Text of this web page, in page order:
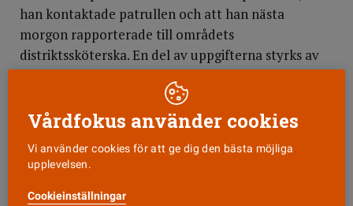
han kontaktade patrullen och att han nästa
morgon rapporterade till områdets
distriktssköterska. En del av uppgifterna styrks av
ett yttrande från den assistent som åkte med
sjuksköterskan den aktuella natten.
Nämnden konstaterar att uppgifterna är
motstridiga på flera punkter och att varken
kontakten med nattpatrullen eller rapporteringen
till distriktssköterskan styrkts.
Vårdfokus använder cookies
Vi använder cookies för att ge dig den bästa möjliga
upplevelsen.
Cookieinställningar